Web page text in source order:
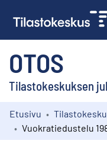
OTOS
Tilastokeskuksen
Kokoelmat
Etusivu
Vuokratiedustelu